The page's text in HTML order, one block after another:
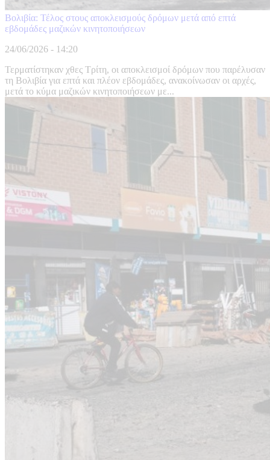
Βολιβία: Τέλος στους αποκλεισμούς δρόμων μετά από επτά
εβδομάδες μαζικών κινητοποιήσεων
24/06/2026 - 14:20
Τερματίστηκαν χθες Τρίτη, οι αποκλεισμοί δρόμων που παρέλυσαν
τη Βολιβία για επτά και πλέον εβδομάδες, ανακοίνωσαν οι αρχές,
μετά το κύμα μαζικών κινητοποιήσεων με...